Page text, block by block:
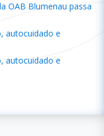
OAB Blumenau passa
autocuidado e
autocuidado e